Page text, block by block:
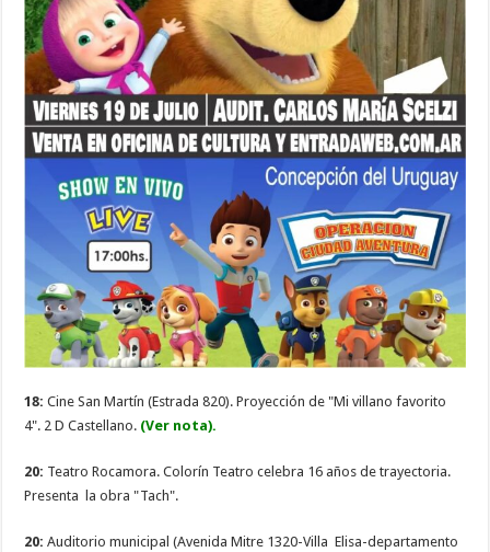
18: Cine San Martín (Estrada 820). Proyección de "Mi villano favorito
4". 2 D Castellano. (Ver nota).
20: Teatro Rocamora. Colorín Teatro celebra 16 años de trayectoria.
Presenta la obra "Tach".
20:Auditorio municipal (Avenida Mitre 1320-Villa Elisa-departamento